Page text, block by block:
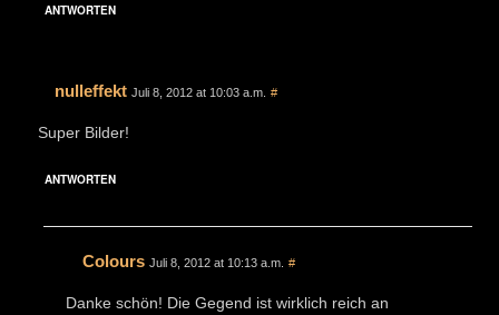
ANTWORTEN
nulleffekt Juli 8, 2012 at 10:03 a.m. #
Super Bilder!
ANTWORTEN
Colours Juli 8, 2012 at 10:13 a.m. #
Danke schön! Die Gegend ist wirklich reich an